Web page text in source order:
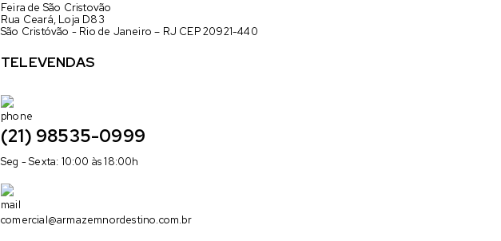
Feira de São Cristovão
Rua Ceará, Loja D83
São Cristóvão - Rio de Janeiro – RJ CEP 20921-440
TELEVENDAS
(21) 98535-0999
Seg - Sexta: 10:00 às 18:00h
comercial@armazemnordestino.com.br